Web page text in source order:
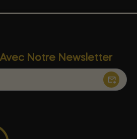
Notre Newsletter